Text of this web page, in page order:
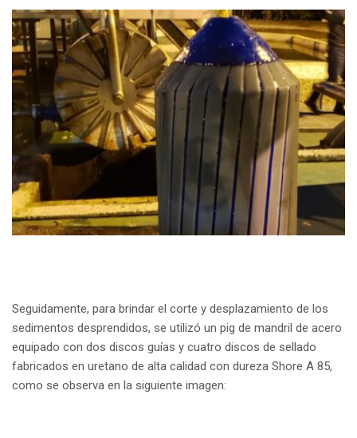
Seguidamente, para brindar el corte y desplazamiento de los
sedimentos desprendidos, se utilizó un pig de mandril de acero
equipado con dos discos guías y cuatro discos de sellado
fabricados en uretano de alta calidad con dureza Shore A 85,
como se observa en la siguiente imagen: